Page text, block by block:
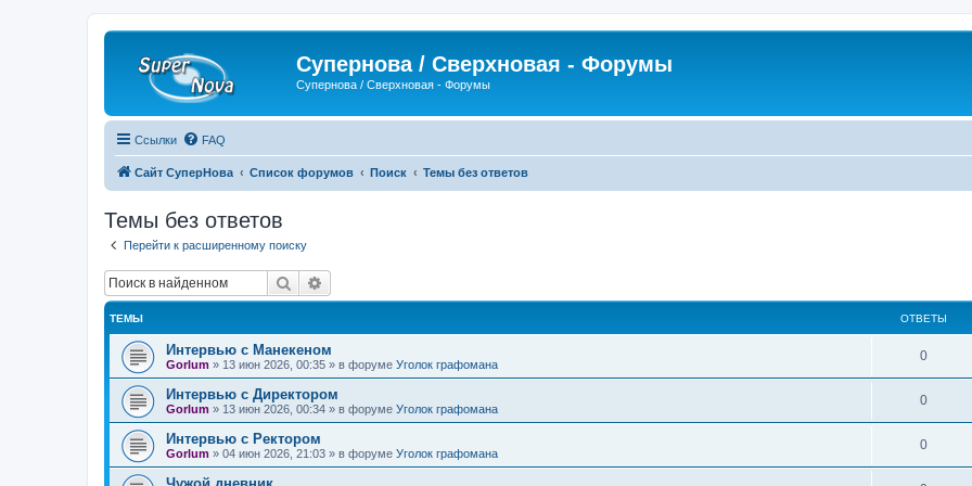
Супернова / Сверхновая - Форумы
Супернова / Сверхновая - Форумы
Ссылки FAQ
Сайт СуперНова Список форумов Поиск Темы без ответов
Темы без ответов
Перейти к расширенному поиску
Поиск
ТЕМЫ ОТВЕТЫ
Интервью с Манекеном
Gorlum » 13 июн 2026, 00:35 » в форуме Уголок графомана
0
Интервью с Директором
Gorlum » 13 июн 2026, 00:34 » в форуме Уголок графомана
0
Интервью с Ректором
Gorlum » 04 июн 2026, 21:03 » в форуме Уголок графомана
0